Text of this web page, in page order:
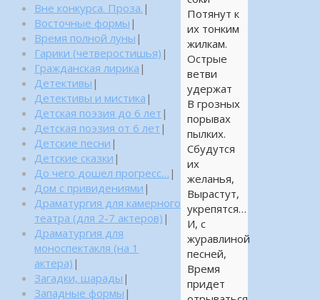
Потянут к
их тонким
жилкам.
Острые
ветви
удержат
В грозных
порывах
пылких.
Сбудутся
их
желанья,
Вырастут,
укрепятся…
И, с
журавлиной
песней,
Время
придет
Вне конкурса. Проза. |
Восточные формы |
Время полной луны |
Гарики (четверостишья) |
Гражданская лирика |
Детективы |
Детективы и мистика |
Детская поэзия до 6 лет |
Детская поэзия от 6 лет |
Детские песни |
Детские сказки |
До чего дошел прогресс… |
Дом с привидениями |
Драматургия для камерного
театра (для 2-7 актеров) |
Драматургия для
моноспектакля (на 1
актера) |
Загадки, шарады |
Западные формы |